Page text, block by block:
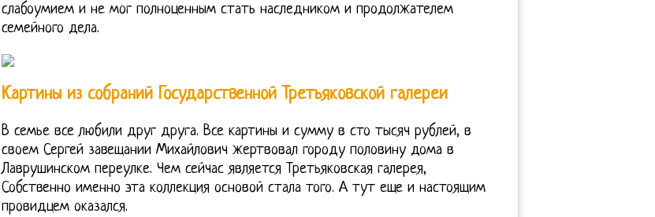
слабоумием и не мог полноценным стать наследником и продолжателем
семейного дела.
Картины из собраний Государственной Третьяковской галереи
В семье все любили друг друга. Все картины и сумму в сто тысяч рублей, в
своем Сергей завещании Михайлович жертвовал городу половину дома в
Лаврушинском переулке. Чем сейчас является Третьяковская галерея,
Собственно именно эта коллекция основой стала того. А тут еще и настоящим
провидцем оказался.